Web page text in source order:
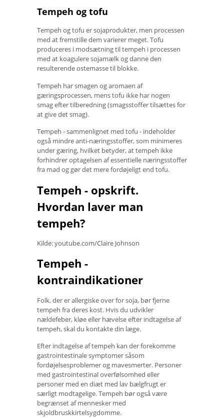
Tempeh og tofu
Tempeh og tofu er sojaprodukter, men processen
med at fremstille dem varierer meget. Tofu
produceres i modsætning til tempeh i processen
med at koagulere sojamælk og danne den
resulterende ostemasse til blokke.
Tempeh har smagen og aromaen af ​​
gæringsprocessen, mens tofu ikke har nogen
smag efter tilberedning (smagsstoffer tilsættes for
at give det smag).
Tempeh - sammenlignet med tofu - indeholder
også mindre anti-næringsstoffer, som minimeres
under gæring, hvilket betyder, at tempeh ikke
forhindrer optagelsen af ​​essentielle næringsstoffer
fra mad og gør det mere fordøjeligt end tofu.
Tempeh - opskrift.
Hvordan laver man
tempeh?
Kilde: youtube.com/Claire Johnson
Tempeh -
kontraindikationer
Folk, der er allergiske over for soja, bør fjerne
tempeh fra deres kost. Hvis du udvikler
nældefeber, kløe eller hævelse efter indtagelse af
tempeh, skal du kontakte din læge.
Efter indtagelse af tempeh kan der forekomme
gastrointestinale symptomer såsom
fordøjelsesproblemer og mavesmerter. Personer
med gastrointestinal overfølsomhed eller
personer med en diæt med lav bælgfrugt er
særligt modtagelige. Tempeh bør også være
begrænset af mennesker med
skjoldbruskkirtelsygdomme.